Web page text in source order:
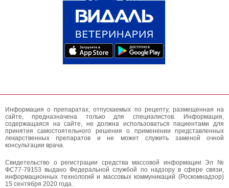
Информация о препаратах, отпускаемых по рецепту, размещенная на
сайте, предназначена только для специалистов. Информация,
содержащаяся на сайте, не должна использоваться пациентами для
принятия самостоятельного решения о применении представленных
лекарственных препаратов и не может служить заменой очной
консультации врача.
Свидетельство о регистрации средства массовой информации Эл №
ФС77-79153 выдано Федеральной службой по надзору в сфере связи,
информационных технологий и массовых коммуникаций (Роскомнадзор)
15 сентября 2020 года.